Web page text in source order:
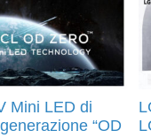
Mini LED di
“OD